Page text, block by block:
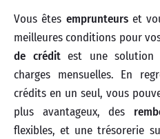
Vous êtes emprunteurset
meilleures conditions pour
de créditest une solution
charges mensuelles. En
crédits en un seul, vous
plus avantageux, des
flexibles, et une trésorerie